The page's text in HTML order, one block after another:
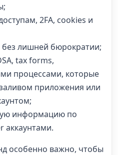
2FA, cookies и
лишней бюрократии;
tax forms,
процессами, которые
приложения или
информацию по
аккаунтами.
особенно важно, чтобы